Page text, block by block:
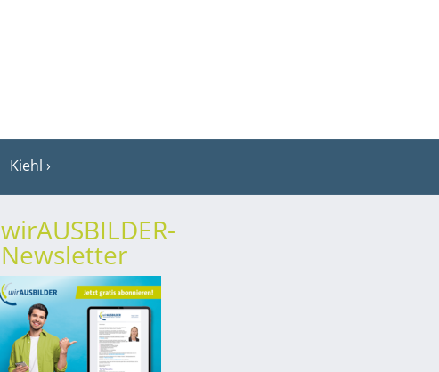
Kiehl
wirAUSBILDER-
Newsletter